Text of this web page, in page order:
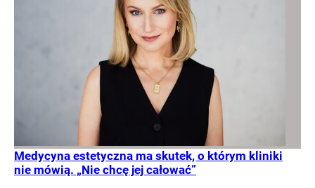
Medycyna estetyczna ma skutek, o którym kliniki
nie mówią. „Nie chcę jej całować”